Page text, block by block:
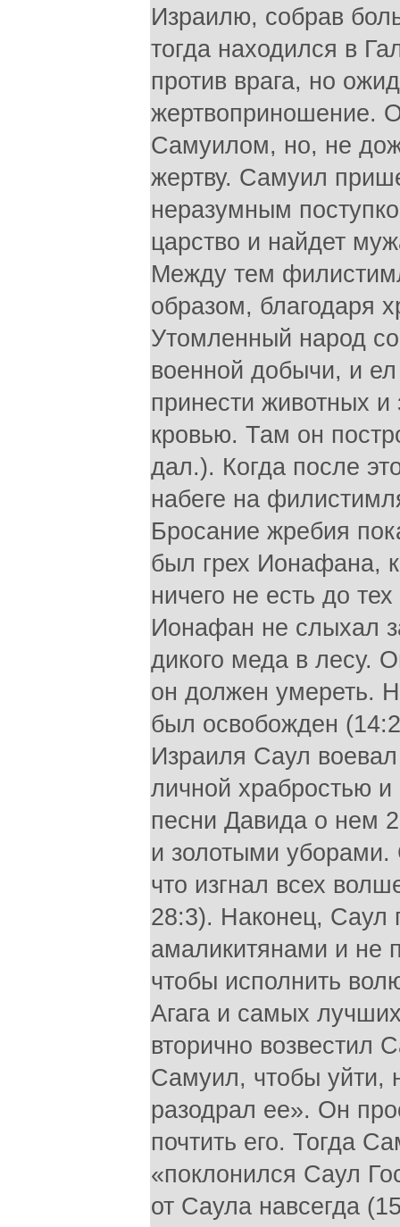
Израилю, собрав
тогда находился в
против врага, но
жертвоприношение.
Самуилом, но, не
жертву. Самуил
неразумным
царство и найдет
Между тем
образом, благодаря
Утомленный народ
военной добычи, и
принести животных
кровью. Там он
дал.). Когда после
набеге на
Бросание жребия
был грех Ионафана,
ничего не есть до
Ионафан не слыхал
дикого меда в лесу.
он должен умереть.
был освобожден
Израиля Саул
личной храбростью
песни Давида о нем
и золотыми уборами.
что изгнал всех
28:3). Наконец, Саул
амаликитянами и не
чтобы исполнить
Агага и самых
вторично возвестил
Самуил, чтобы уйти,
разодрал ее». Он
почтить его. Тогда
«поклонился Саул
от Саула навсегда